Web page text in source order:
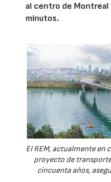
al centro de Montreal
minutos.
El REM, actualmente en
proyecto de
cincuenta años,